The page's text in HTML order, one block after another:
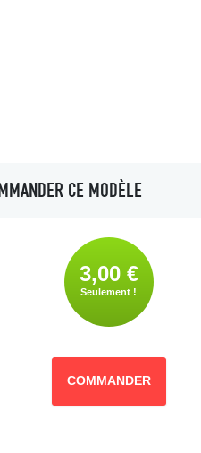
CE MODÈLE
3,00 €
Seulement !
COMMANDER